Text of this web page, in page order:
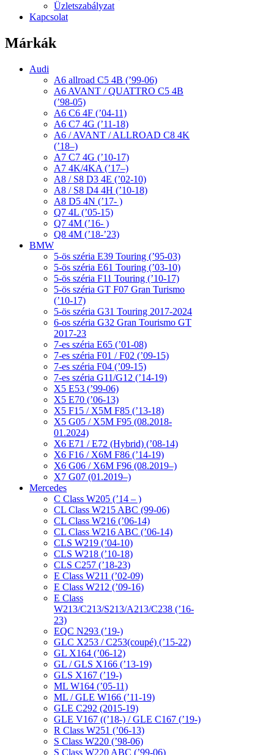
Üzletszabályzat
Kapcsolat
Márkák
Audi
A6 allroad C5 4B (’99-06)
A6 AVANT / QUATTRO C5 4B
(’98-05)
A6 C6 4F (’04-11)
A6 C7 4G (’11-18)
A6 / AVANT / ALLROAD C8 4K
(’18–)
A7 C7 4G (’10-17)
A7 4K/4KA (’17–)
A8 / S8 D3 4E (’02-10)
A8 / S8 D4 4H (’10-18)
A8 D5 4N (’17- )
Q7 4L (’05-15)
Q7 4M (’16- )
Q8 4M (’18-’23)
BMW
5-ös széria E39 Touring (’95-03)
5-ös széria E61 Touring (’03-10)
5-ös széria F11 Touring (’10-17)
5-ös széria GT F07 Gran Turismo
(’10-17)
5-ös széria G31 Touring 2017-2024
6-os széria G32 Gran Tourismo GT
2017-23
7-es széria E65 (’01-08)
7-es széria F01 / F02 (’09-15)
7-es széria F04 (’09-15)
7-es széria G11/G12 (’14-19)
X5 E53 (’99-06)
X5 E70 (’06-13)
X5 F15 / X5M F85 (’13-18)
X5 G05 / X5M F95 (08.2018-
01.2024)
X6 E71 / E72 (Hybrid) (’08-14)
X6 F16 / X6M F86 (’14-19)
X6 G06 / X6M F96 (08.2019–)
X7 G07 (01.2019–)
Mercedes
C Class W205 (’14 – )
CL Class W215 ABC (99-06)
CL Class W216 (’06-14)
CL Class W216 ABC (’06-14)
CLS W219 (’04-10)
CLS W218 (’10-18)
CLS C257 (’18-23)
E Class W211 (’02-09)
E Class W212 (’09-16)
E Class
W213/C213/S213/A213/C238 (’16-
23)
EQC N293 (’19-)
GLC X253 / C253(coupé) (’15-22)
GL X164 (’06-12)
GL / GLS X166 (’13-19)
GLS X167 (’19-)
ML W164 (’05-11)
ML / GLE W166 (’11-19)
GLE C292 (2015-19)
GLE V167 ((’18-) / GLE C167 (’19-)
R Class W251 (’06-13)
S Class W220 (’98-06)
S Class W220 ABC (’99-06)